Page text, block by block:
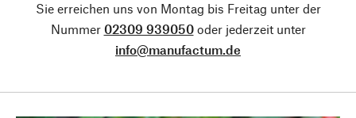
Sie erreichen uns von Montag bis Freitag unter der
Nummer 02309 939050oder jederzeit unter
info@manufactum.de